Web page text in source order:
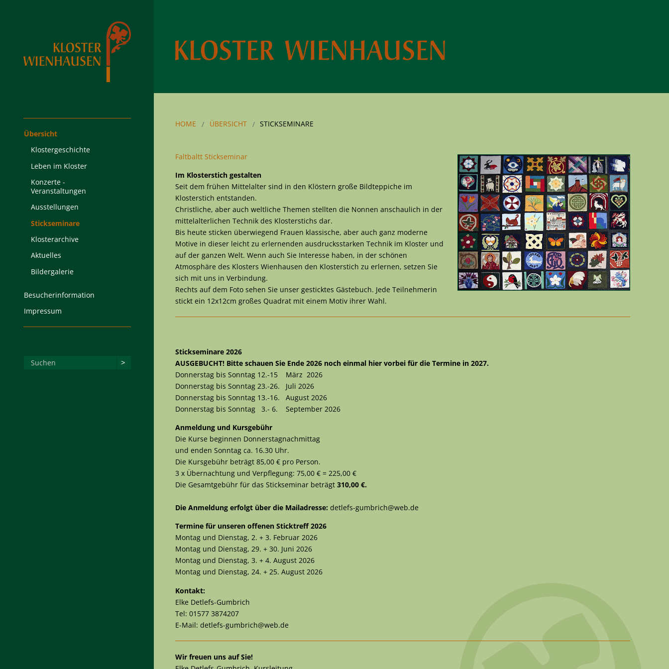
Übersicht
Klostergeschichte
Leben im Kloster
Konzerte -
Veranstaltungen
Ausstellungen
Stickseminare
Klosterarchive
Aktuelles
Bildergalerie
Besucherinformation
Impressum
HOME ÜBERSICHT STICKSEMINARE
Faltbaltt Stickseminar
Im Klosterstich gestalten
Seit dem frühen Mittelalter sind in den Klöstern große Bildteppiche im
Klosterstich entstanden.
Christliche, aber auch weltliche Themen stellten die Nonnen anschaulich in der
mittelalterlichen Technik des Klosterstichs dar.
Bis heute sticken überwiegend Frauen klassische, aber auch ganz moderne
Motive in dieser leicht zu erlernenden ausdrucksstarken Technik im Kloster und
auf der ganzen Welt. Wenn auch Sie Interesse haben, in der schönen
Atmosphäre des Klosters Wienhausen den Klosterstich zu erlernen, setzen Sie
sich mit uns in Verbindung.
Rechts auf dem Foto sehen Sie unser gesticktes Gästebuch. Jede Teilnehmerin
stickt ein 12x12cm großes Quadrat mit einem Motiv ihrer Wahl.
Stickseminare 2026
AUSGEBUCHT! Bitte schauen Sie Ende 2026 noch einmal hier vorbei für die Termine in 2027.
Donnerstag bis Sonntag 12.-15 März 2026
Donnerstag bis Sonntag 23.-26. Juli 2026
Donnerstag bis Sonntag 13.-16. August 2026
Donnerstag bis Sonntag 3.- 6. September 2026
Anmeldung und Kursgebühr
Die Kurse beginnen Donnerstagnachmittag
und enden Sonntag ca. 16.30 Uhr.
Die Kursgebühr beträgt 85,00 € pro Person.
3 x Übernachtung und Verpflegung: 75,00 € = 225,00 €
Die Gesamtgebühr für das Stickseminar beträgt310,00 €.
Die Anmeldung erfolgt über die Mailadresse:detlefs-gumbrich@web.de
Termine für unseren offenen Sticktreff 2026
Montag und Dienstag, 2. + 3. Februar 2026
Montag und Dienstag, 29. + 30. Juni 2026
Montag und Dienstag, 3. + 4. August 2026
Montag und Dienstag, 24. + 25. August 2026
Kontakt:
Elke Detlefs-Gumbrich
Tel: 01577 3874207
E-Mail: detlefs-gumbrich@web.de
Wir freuen uns auf Sie!